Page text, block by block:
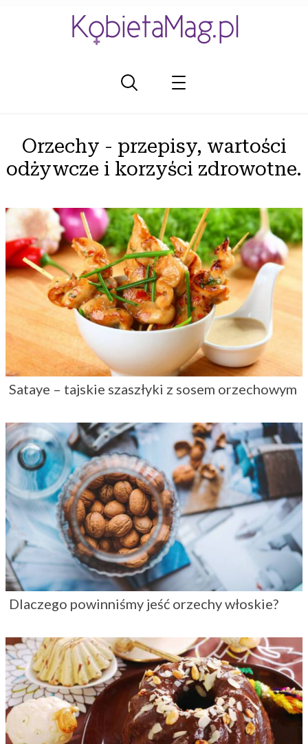
Orzechy - przepisy, wartości
odżywcze i korzyści zdrowotne.
Sataye – tajskie szaszłyki z sosem orzechowym
Dlaczego powinniśmy jeść orzechy włoskie?